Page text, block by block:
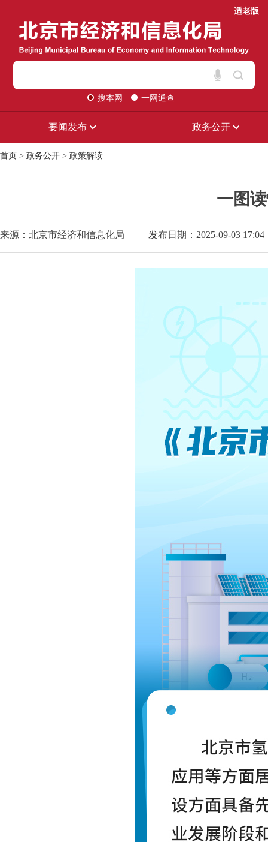
适老版
搜本网 一网通查
要闻发布 政务公开
首页 > 政务公开 > 政策解读
一图
来源：北京市经济和信息化局 发布日期：2025-09-03 17:04